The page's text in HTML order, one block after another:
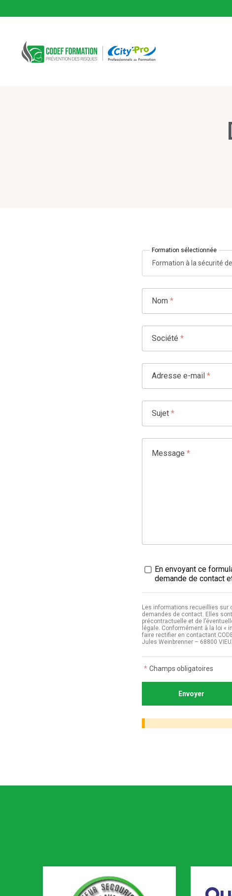
Formation sélectionnée
Formation à la sécurité
Nom *
Société *
Adresse e-mail *
Sujet *
Message *
Traitement des données *
En envoyant ce
demande de contact
Les informations recueillies sur
demandes de contact. Elles
précontractuelle et de
légale. Conformément à la loi «
faire rectifier en contactant
Jules Weinbrenner – 68800
* Champs obligatoires